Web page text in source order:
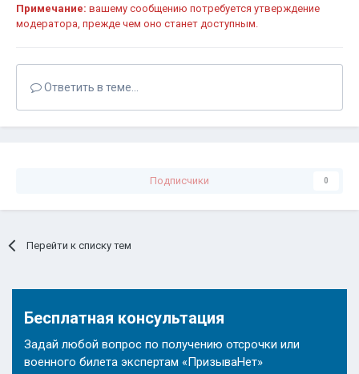
Примечание: вашему сообщению потребуется утверждение
модератора, прежде чем оно станет доступным.
Ответить в теме...
Подписчики 0
Перейти к списку тем
Бесплатная консультация
Задай любой вопрос по получению отсрочки или
военного билета экспертам «ПризываНет»